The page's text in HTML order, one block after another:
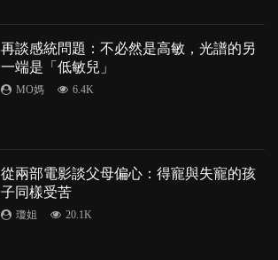
再談感統問題：不必然是高敏，光譜的另
一端是「低敏兒」
MO媽 6.4K
從兩部電影談父母偏心：得寵與失寵的孩
子同樣受苦
瓊姐 20.1K